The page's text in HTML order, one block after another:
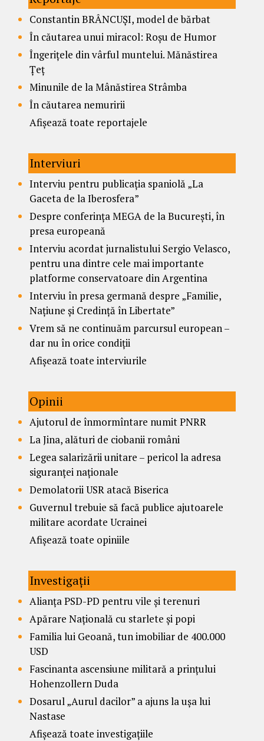
Constantin BRÂNCUȘI, model de bărbat
În căutarea unui miracol: Roșu de Humor
Îngerițele din vârful muntelui. Mănăstirea
Țeț
Minunile de la Mânăstirea Strâmba
În căutarea nemuririi
Afișează toate reportajele
Interviuri
Interviu pentru publicația spaniolă „La
Gaceta de la Iberosfera”
Despre conferința MEGA de la București, în
presa europeană
Interviu acordat jurnalistului Sergio Velasco,
pentru una dintre cele mai importante
platforme conservatoare din Argentina
Interviu în presa germană despre „Familie,
Națiune și Credință în Libertate”
Vrem să ne continuăm parcursul european –
dar nu în orice condiții
Afișează toate interviurile
Opinii
Ajutorul de înmormîntare numit PNRR
La Jina, alături de ciobanii români
Legea salarizării unitare – pericol la adresa
siguranței naționale
Demolatorii USR atacă Biserica
Guvernul trebuie să facă publice ajutoarele
militare acordate Ucrainei
Afișează toate opiniile
Investigații
Alianța PSD-PD pentru vile și terenuri
Apărare Națională cu starlete și popi
Familia lui Geoană, tun imobiliar de 400.000
USD
Fascinanta ascensiune militară a prințului
Hohenzollern Duda
Dosarul „Aurul dacilor” a ajuns la ușa lui
Nastase
Afișează toate investigațiile